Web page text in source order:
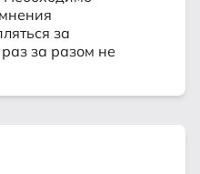
за
за разом не